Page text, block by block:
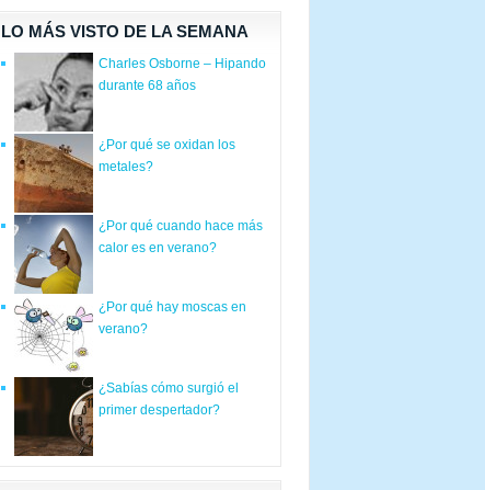
LO MÁS VISTO DE LA SEMANA
Charles Osborne – Hipando
durante 68 años
¿Por qué se oxidan los
metales?
¿Por qué cuando hace más
calor es en verano?
¿Por qué hay moscas en
verano?
¿Sabías cómo surgió el
primer despertador?